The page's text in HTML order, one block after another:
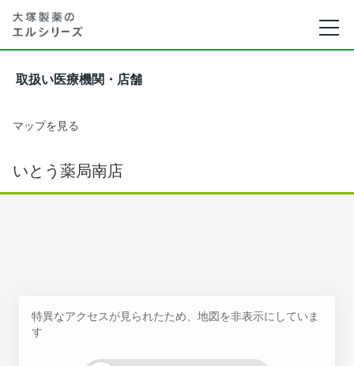
取扱い医療機関・店舗
マップを見る
いとう薬局南店
特異なアクセスが見られたため、地図を非表示にしていま
す